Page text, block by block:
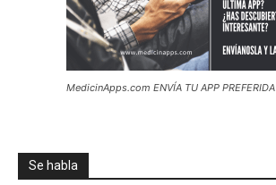
MedicinApps.com ENVÍA TU APP PREFERIDA
Se habla